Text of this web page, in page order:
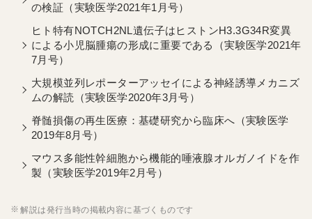
の検証（実験医学2021年1月号）
ヒト特有NOTCH2NL遺伝子はヒストンH3.3G34R変異
による小児脳腫瘍の形成に重要である（実験医学2021年
7月号）
大規模並列レポーターアッセイによる神経誘導メカニズ
ムの解読（実験医学2020年3月号）
脊髄損傷の再生医療：基礎研究から臨床へ（実験医学
2019年8月号）
マウス多能性幹細胞から機能的唾液腺オルガノイドを作
製（実験医学2019年2月号）
解説は発行当時の掲載内容に基づくものです